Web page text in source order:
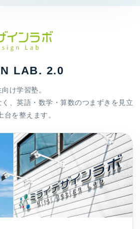
LAB. 2.0
け学習塾。
、英語・数学・算数のつまずきを見立
を整えます。